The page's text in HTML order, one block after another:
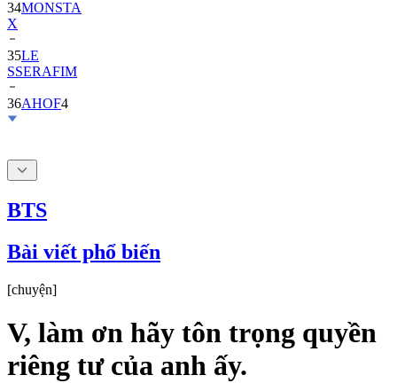
35
SSERAFIM
36AHOF4
BTS
Bài viết phổ biến
[chuyện]
V, làm ơn hãy tôn trọng quyền
riêng tư của anh ấy.